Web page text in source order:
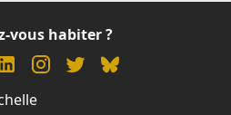
vous habiter ?